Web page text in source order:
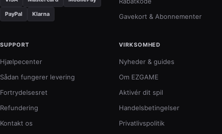
PayPal Klarna
Gavekort & Abonnementer
SUPPORT
Hjælpecenter
Sådan fungerer levering
Fortrydelsesret
Refundering
Kontakt os
VIRKSOMHED
Nyheder & guides
Om EZGAME
Aktivér dit spil
Handelsbetingelser
Privatlivspolitik